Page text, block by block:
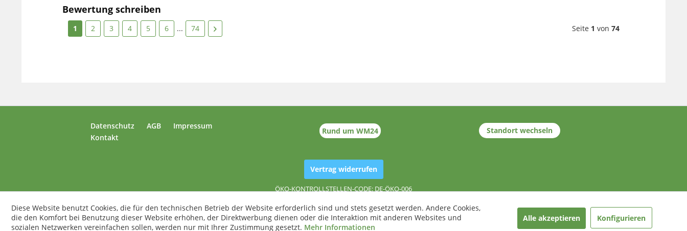
Bewertung schreiben
1 2 3 4 5 6 ... 74 Seite 1 von 74
Datenschutz AGB
Impressum
Kontakt
Rund um WM24 Standort wechseln
Vertrag widerrufen
ÖKO-KONTROLLSTELLEN-CODE: DE-ÖKO-006
Diese Website benutzt Cookies, die für den technischen Betrieb der Website erforderlich sind und stets gesetzt werden. Andere Cookies,
die den Komfort bei Benutzung dieser Website erhöhen, der Direktwerbung dienen oder die Interaktion mit anderen Websites und
sozialen Netzwerken vereinfachen sollen, werden nur mit Ihrer Zustimmung gesetzt. Mehr Informationen
Alle akzeptieren Konfigurieren